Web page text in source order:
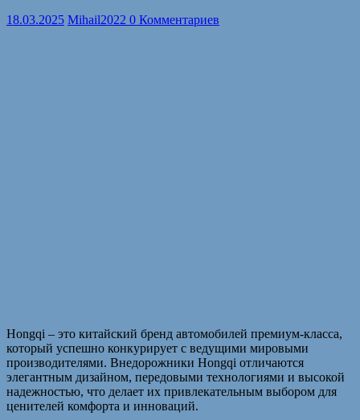
18.03.2025 Mihail2022 0 Комментариев
Hongqi – это китайский бренд автомобилей премиум-класса,
который успешно конкурирует с ведущими мировыми
производителями. Внедорожники Hongqi отличаются
элегантным дизайном, передовыми технологиями и высокой
надежностью, что делает их привлекательным выбором для
ценителей комфорта и инноваций.